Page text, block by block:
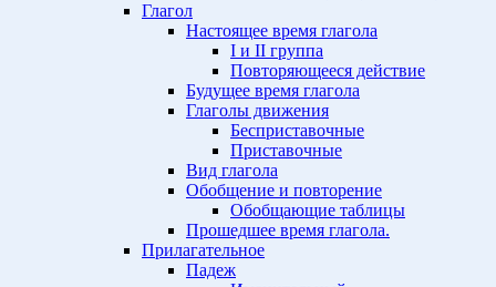
Глагол
Настоящее время глагола
I и II группа
Повторяющееся действие
Будущее время глагола
Глаголы движения
Бесприставочные
Приставочные
Вид глагола
Обобщение и повторение
Обобщающие таблицы
Прошедшее время глагола.
Прилагательное
Падеж